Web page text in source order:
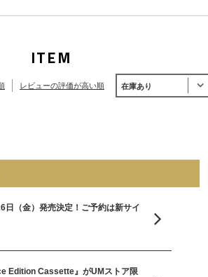
ITEM
レビューの評価が高い順 在庫あり
日（金）発売決定！ご予約は新サイ
Edition Cassette』がUMストア限